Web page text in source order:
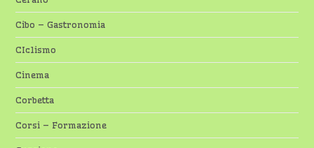
Cibo – Gastronomia
CIclismo
Cinema
Corbetta
Corsi – Formazione